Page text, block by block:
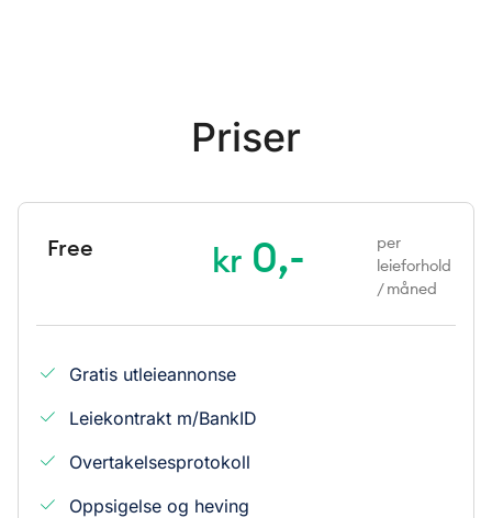
Priser
Free kr0,-
per
leieforhold
/ måned
Gratis utleieannonse
Leiekontrakt m/BankID
Overtakelsesprotokoll
Oppsigelse og heving